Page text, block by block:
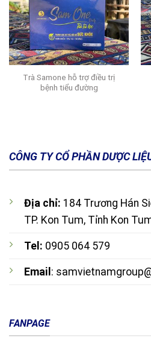
Trà Samone hỗ trợ điều trị
bệnh tiểu đường
CÔNG TY CỔ PHẦN DƯỢC
Địa chỉ: 184 Trương Hán
TP. Kon Tum, Tỉnh Kon
Tel: 0905 064 579
Email :
FANPAGE